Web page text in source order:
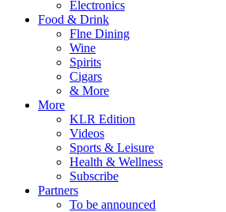
Electronics
Food & Drink
Flne Dining
Wine
Spirits
Cigars
& More
More
KLR Edition
Videos
Sports & Leisure
Health & Wellness
Subscribe
Partners
To be announced